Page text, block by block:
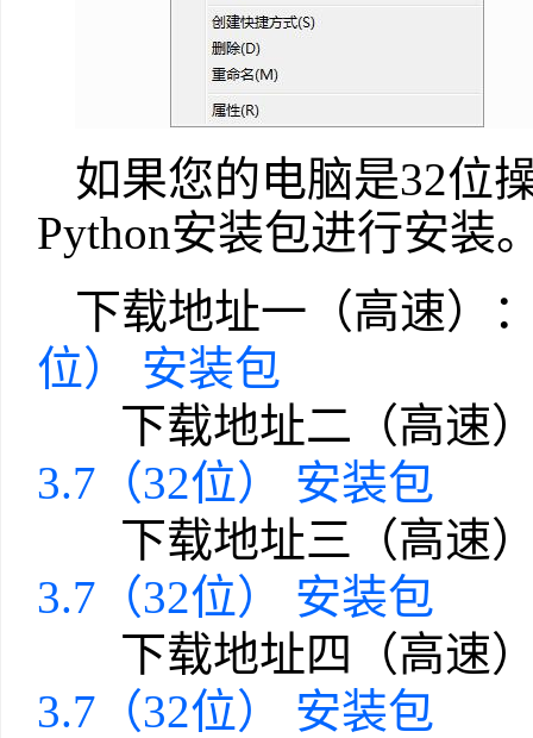
如果您的电脑是32位
Python安装包进行安装
下载地址一（高速）
位） 安装包
下载地址二（高速
3.7（32位） 安装包
下载地址三（高速
3.7（32位） 安装包
下载地址四（高速
3.7（32位） 安装包